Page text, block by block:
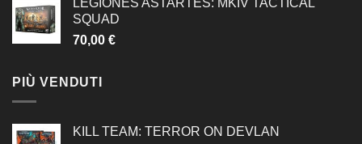
SQUAD
70,00 €
PIÙ VENDUTI
KILL TEAM: TERROR ON DEVLAN